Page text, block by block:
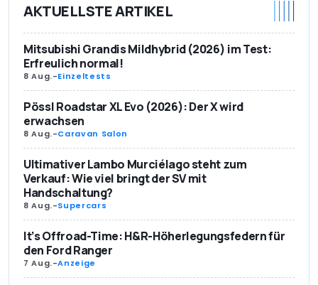
AKTUELLSTE ARTIKEL
Mitsubishi Grandis Mildhybrid (2026) im Test:
Erfreulich normal!
8 Aug.-Einzeltests
Pössl Roadstar XL Evo (2026): Der X wird
erwachsen
8 Aug.-Caravan Salon
Ultimativer Lambo Murciélago steht zum
Verkauf: Wie viel bringt der SV mit
Handschaltung?
8 Aug.-Supercars
It’s Offroad-Time: H&R-Höherlegungsfedern für
den Ford Ranger
7 Aug.-Anzeige